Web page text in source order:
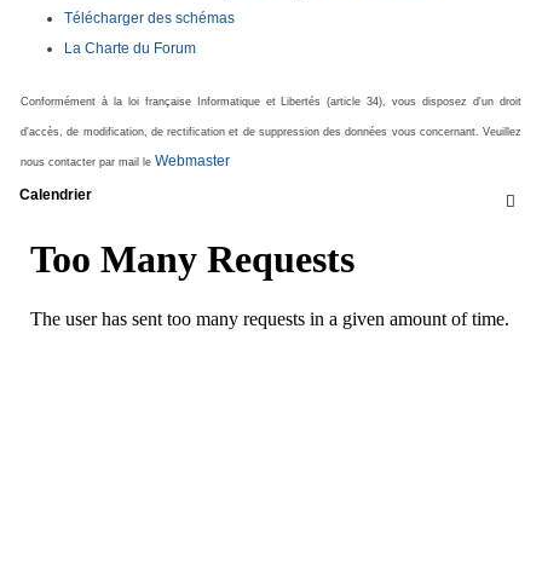
Télécharger des schémas
La Charte du Forum
Conformément à la loi française Informatique et Libertés (article 34), vous disposez d'un droit
d'accès, de modification, de rectification et de suppression des données vous concernant. Veuillez
nous contacter par mail le Webmaster

Calendrier